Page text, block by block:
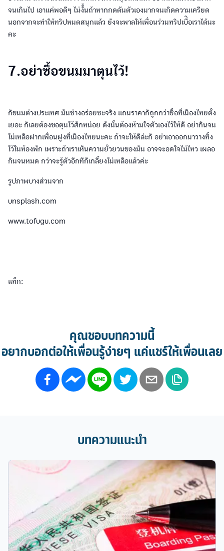
จนเกินไป เอาแค่พอดีๆ ไม่งัั้นถ้าหากกดดันตัวเองมากจนเกิดความเครียด
นอกจากจะทำให้ทริปหมดสนุกแล้ว ยังจะพาลให้เพื่อนร่วมทริปเบื่ิอเราได้นะ
คะ
7.อย่าซื้อขนมมาตุนไว้!
ก็ขนมต่างประเทศ มันช่างอร่อยซะจริง แถมราคาก็ถูกกว่าซื้อที่เมืองไทยตั้ง
เยอะ ก็เลยต้องขอตุนไว้สักหน่อย ดังนั้นต้องห้ามใจตัวเองไว้ให้ดี อย่ากินจน
ไม่เหลือฝากเพื่อนฝูงที่เมืองไทยนะคะ ถ้าจะให้ดีล่ะก็ อย่าเอาออกมาวางทิ้ง
ไว้ในห้องพัก เพราะถ้าเราเห็นความยั่วยวนของมัน อาจจะอดใจไม่ไหว เผลอ
กินจนหมด กว่าจะรู้ตัวอีกทีก็เกลี้ยงไม่เหลือแล้วค่ะ
รูปภาพบางส่วนจาก
unsplash.com
www.tofugu.com
แท็ก:
คุณชอบบทความนี้
อยากบอกต่อให้เพื่อนรู้ง่ายๆ แค่แชร์ให้เพื่อนเลย
บทความแนะนำ